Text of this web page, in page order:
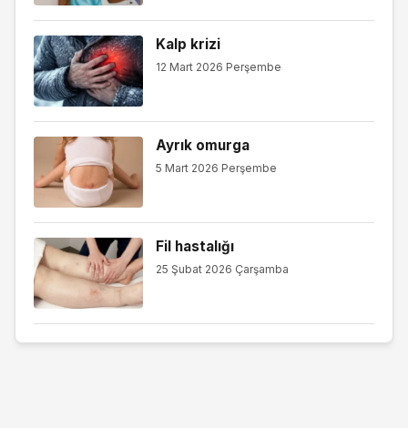
Kalp krizi
12 Mart 2026 Perşembe
Ayrık omurga
5 Mart 2026 Perşembe
Fil hastalığı
25 Şubat 2026 Çarşamba